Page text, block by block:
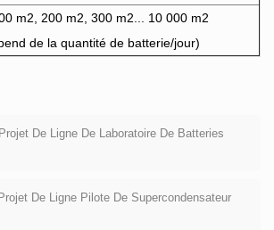
m2, 200 m2, 300 m2... 10 000 m2
de la quantité de batterie/jour)
Projet De Ligne De Laboratoire De Batteries
Projet De Ligne Pilote De Supercondensateur